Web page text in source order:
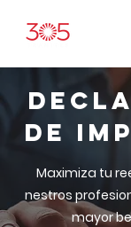
DE
Maximiza tu
nestros
mayor